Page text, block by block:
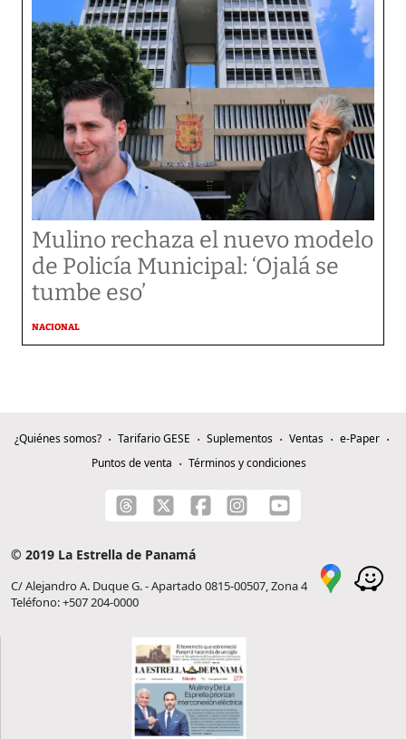
Mulino rechaza el nuevo modelo
de Policía Municipal: ‘Ojalá se
tumbe eso’
NACIONAL
¿Quiénes somos? Tarifario GESE Suplementos Ventas
e-Paper
Puntos de venta
Términos y condiciones
© 2019 La Estrella de Panamá
C/ Alejandro A. Duque G. - Apartado 0815-00507, Zona 4
Teléfono: +507 204-0000